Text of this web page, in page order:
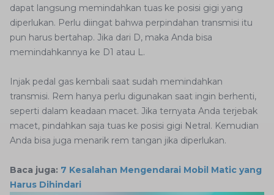
dapat langsung memindahkan tuas ke posisi gigi yang
diperlukan. Perlu diingat bahwa perpindahan transmisi itu
pun harus bertahap. Jika dari D, maka Anda bisa
memindahkannya ke D1 atau L.
Injak pedal gas kembali saat sudah memindahkan
transmisi. Rem hanya perlu digunakan saat ingin berhenti,
seperti dalam keadaan macet. Jika ternyata Anda terjebak
macet, pindahkan saja tuas ke posisi gigi Netral. Kemudian
Anda bisa juga menarik rem tangan jika diperlukan.
Baca juga: 7 Kesalahan Mengendarai Mobil Matic yang
Harus Dihindari